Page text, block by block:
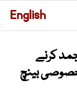
English
کرنے
بینچ